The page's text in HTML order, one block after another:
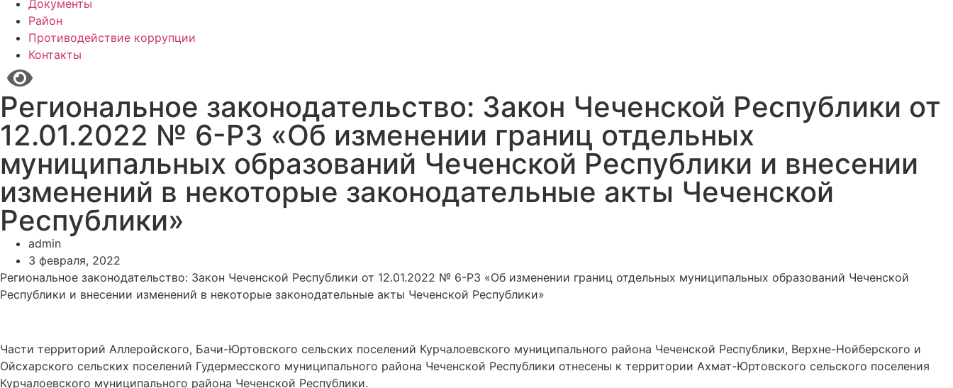
Документы
Район
Противодействие коррупции
Контакты
Региональное законодательство: Закон Чеченской Республики от
12.01.2022 № 6-РЗ «Об изменении границ отдельных
муниципальных образований Чеченской Республики и внесении
изменений в некоторые законодательные акты Чеченской
Республики»
admin
3 февраля, 2022
Региональное законодательство: Закон Чеченской Республики от 12.01.2022 № 6-РЗ «Об изменении границ отдельных муниципальных образований Чеченской
Республики и внесении изменений в некоторые законодательные акты Чеченской Республики»
Части территорий Аллеройского, Бачи-Юртовского сельских поселений Курчалоевского муниципального района Чеченской Республики, Верхне-Нойберского и
Ойсхарского сельских поселений Гудермесского муниципального района Чеченской Республики отнесены к территории Ахмат-Юртовского сельского поселения
Курчалоевского муниципального района Чеченской Республики.